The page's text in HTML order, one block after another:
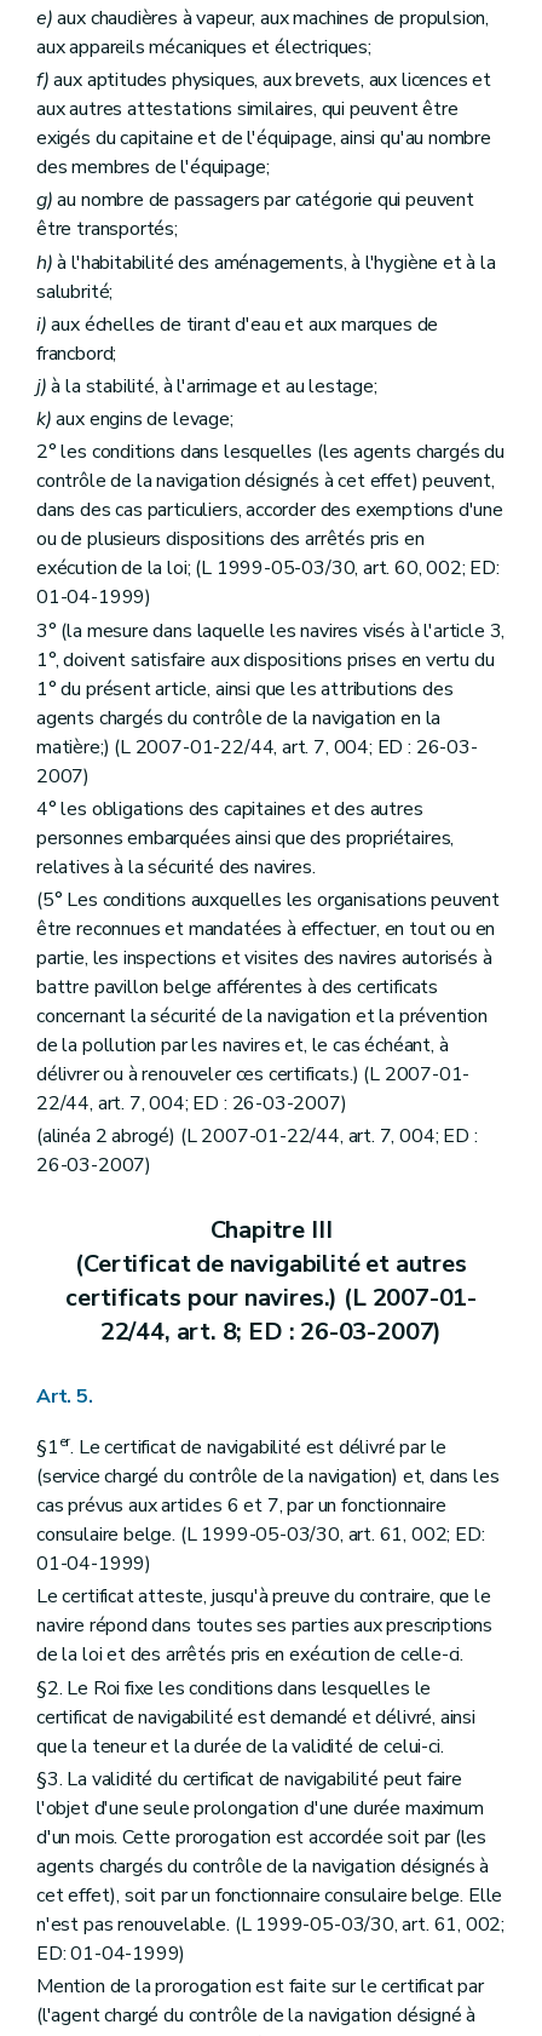
e)aux chaudières à vapeur, aux machines de propulsion,
aux appareils mécaniques et électriques;
f)aux aptitudes physiques, aux brevets, aux licences et
aux autres attestations similaires, qui peuvent être
exigés du capitaine et de l'équipage, ainsi qu'au nombre
des membres de l'équipage;
g)au nombre de passagers par catégorie qui peuvent
être transportés;
h)à l'habitabilité des aménagements, à l'hygiène et à la
salubrité;
i)aux échelles de tirant d'eau et aux marques de
francbord;
j)à la stabilité, à l'arrimage et au lestage;
k)aux engins de levage;
2° les conditions dans lesquelles (les agents chargés du
contrôle de la navigation désignés à cet effet) peuvent,
dans des cas particuliers, accorder des exemptions d'une
ou de plusieurs dispositions des arrêtés pris en
exécution de la loi; (L 1999-05-03/30, art. 60, 002; ED:
01-04-1999)
3° (la mesure dans laquelle les navires visés à l'article 3,
1°, doivent satisfaire aux dispositions prises en vertu du
1° du présent article, ainsi que les attributions des
agents chargés du contrôle de la navigation en la
matière;) (L 2007-01-22/44, art. 7, 004; ED : 26-03-
2007)
4° les obligations des capitaines et des autres
personnes embarquées ainsi que des propriétaires,
relatives à la sécurité des navires.
(5° Les conditions auxquelles les organisations peuvent
être reconnues et mandatées à effectuer, en tout ou en
partie, les inspections et visites des navires autorisés à
battre pavillon belge afférentes à des certificats
concernant la sécurité de la navigation et la prévention
de la pollution par les navires et, le cas échéant, à
délivrer ou à renouveler ces certificats.) (L 2007-01-
22/44, art. 7, 004; ED : 26-03-2007)
(alinéa 2 abrogé) (L 2007-01-22/44, art. 7, 004; ED :
26-03-2007)
Chapitre III
(Certificat de navigabilité et autres
certificats pour navires.) (L 2007-01-
22/44, art. 8; ED : 26-03-2007)
Art. 5.
§1er. Le certificat de navigabilité est délivré par le
(service chargé du contrôle de la navigation) et, dans les
cas prévus aux articles 6 et 7, par un fonctionnaire
consulaire belge. (L 1999-05-03/30, art. 61, 002; ED:
01-04-1999)
Le certificat atteste, jusqu'à preuve du contraire, que le
navire répond dans toutes ses parties aux prescriptions
de la loi et des arrêtés pris en exécution de celle-ci.
§2. Le Roi fixe les conditions dans lesquelles le
certificat de navigabilité est demandé et délivré, ainsi
que la teneur et la durée de la validité de celui-ci.
§3. La validité du certificat de navigabilité peut faire
l'objet d'une seule prolongation d'une durée maximum
d'un mois. Cette prorogation est accordée soit par (les
agents chargés du contrôle de la navigation désignés à
cet effet), soit par un fonctionnaire consulaire belge. Elle
n'est pas renouvelable. (L 1999-05-03/30, art. 61, 002;
ED: 01-04-1999)
Mention de la prorogation est faite sur le certificat par
(l'agent chargé du contrôle de la navigation désigné à